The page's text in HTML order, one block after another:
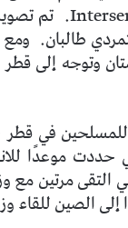
تم
طالبان.
وتوجه إلى
في قطر ،
فبراير 2020 ،
التقى مرتين مع
الصين للقاء